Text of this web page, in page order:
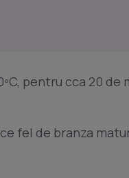
pentru cca 20 de
fel de branza